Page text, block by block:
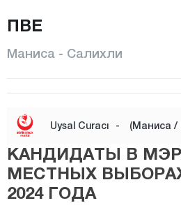
САЛИХЛИ
САРЫГОЛ
ШЕХЗАДЕЛЕР
СЕЛЕНДИ
ПВЕ
Маниса - Салихли
Uysal Curacı - (Маниса /
КАНДИДАТЫ В
МЕСТНЫХ
2024 ГОДА